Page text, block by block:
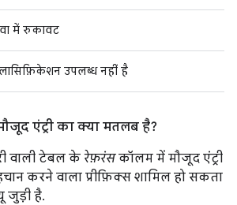
में रुकावट
उपलब्ध नहीं है
एंट्री का क्या मतलब है?
वाली टेबल के रेफ़रंसकॉलम में मौजूद एंट्री
करने वाला प्रीफ़िक्स शामिल हो सकता
जुड़ी है.